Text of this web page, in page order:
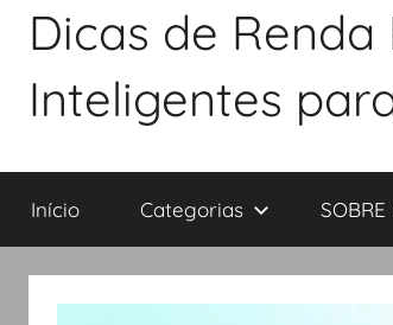
Dicas de
Inteligentes
Início Categorias SOBRE